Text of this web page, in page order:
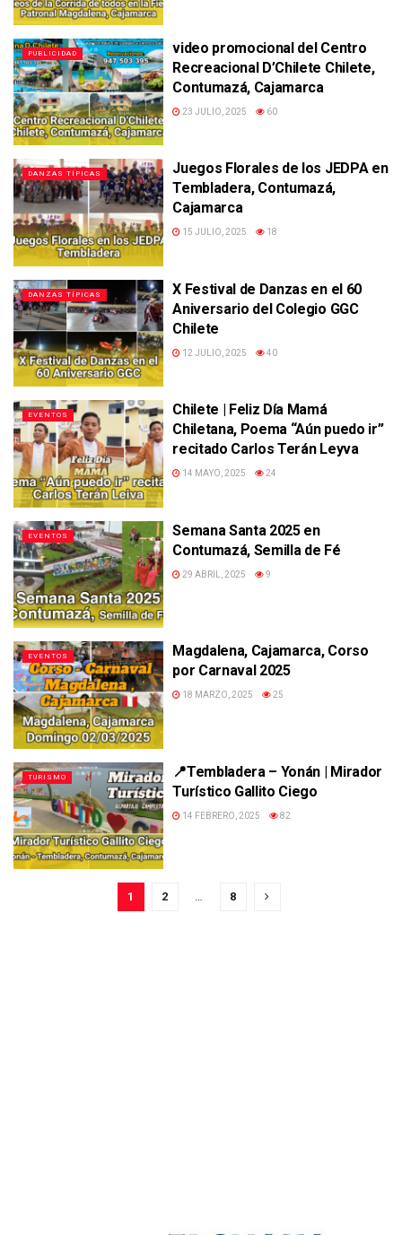
PUBLICIDAD
video promocional del Centro
Recreacional D’Chilete Chilete,
Contumazá, Cajamarca
23 JULIO, 2025 60
DANZAS TÍPICAS
Juegos Florales de los JEDPA en
Tembladera, Contumazá,
Cajamarca
15 JULIO, 2025 18
DANZAS TÍPICAS
X Festival de Danzas en el 60
Aniversario del Colegio GGC
Chilete
12 JULIO, 2025 40
EVENTOS
Chilete | Feliz Día Mamá
Chiletana, Poema “Aún puedo ir”
recitado Carlos Terán Leyva
14 MAYO, 2025 24
EVENTOS
Semana Santa 2025 en
Contumazá, Semilla de Fé
29 ABRIL, 2025 9
EVENTOS
Magdalena, Cajamarca, Corso
por Carnaval 2025
18 MARZO, 2025 25
TURISMO
📍Tembladera – Yonán | Mirador
Turístico Gallito Ciego
14 FEBRERO, 2025 82
1 2 … 8